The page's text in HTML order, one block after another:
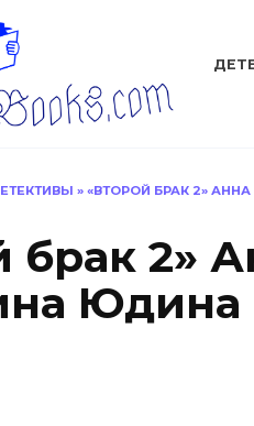
» «ВТОРОЙ БРАК 2»
брак 2»
Юдина